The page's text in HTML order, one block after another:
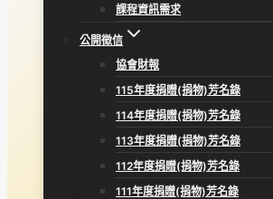
課程資訊需求
公開徵信
協會財報
115年度捐贈(捐物)芳名錄
114年度捐贈(捐物)芳名錄
113年度捐贈(捐物)芳名錄
112年度捐贈(捐物)芳名錄
111年度捐贈(捐物)芳名錄